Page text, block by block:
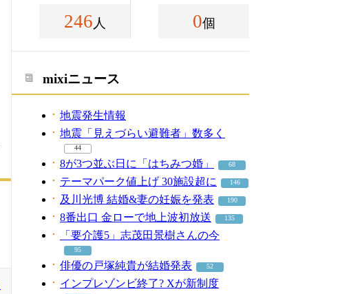
246 人 0個
mixiニュース
地震発生情報
地震「見えづらい避難者」数多く
44
8が3つ並ぶ日に「はちみつ婚」 68
テーマパーク値上げ 30施設超に 146
及川光博 結婚&妻の妊娠を発表 190
8番出口 金ローで地上波初放送 135
「要介護5」志茂田景樹さんの今
95
俳優の戸塚純貴が結婚発表 52
インプレゾンビ終了? Xが新制度